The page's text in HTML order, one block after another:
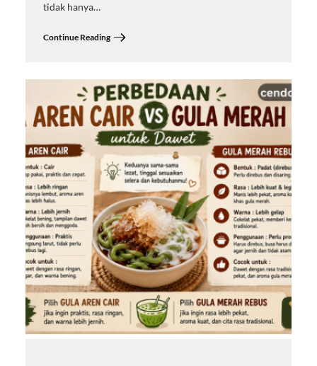
tidak hanya…
Continue Reading